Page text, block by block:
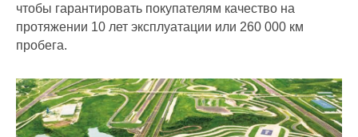
чтобы гарантировать покупателям качество на
протяжении 10 лет эксплуатации или 260 000 км
пробега.